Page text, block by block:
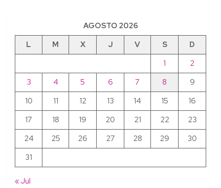
AGOSTO 2026
L
M X J V S
D
1
2
3
4 5 6 7 8
9
10
11 12 13 14 15
16
17
18 19 20 21 22
23
24
25 26 27 28 29
30
31
« Jul